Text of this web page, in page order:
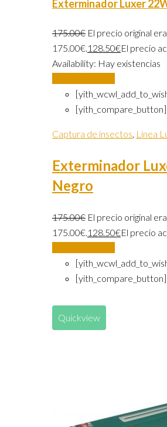
Exterminador Luxer
175.00€ El precio original
175.00€.128.50€El precio
Availability: Hay existencias
[yith_compare_button]
Captura de insectos, Linea
Exterminador
Negro
175.00€ El precio original
175.00€.128.50€El precio
[yith_compare_button]
Quickview